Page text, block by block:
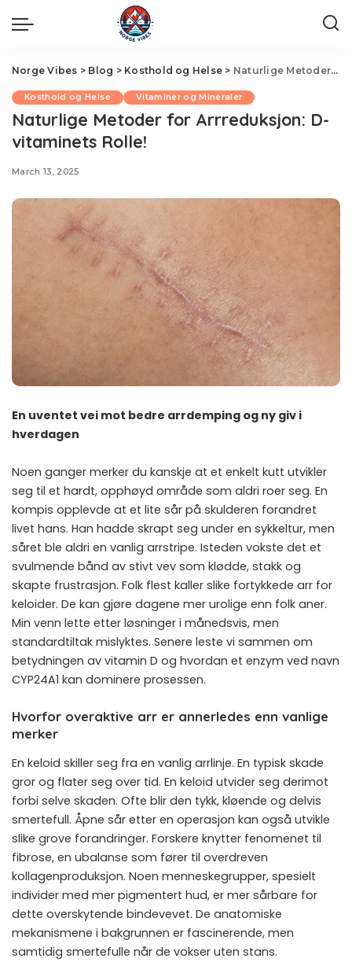
Norge Vibes > Blog > Kosthold og Helse > Naturlige Metoder for Arrreduksjon: D-vitaminets Rolle!
Kosthold og Helse Vitaminer og Mineraler
Naturlige Metoder for Arrreduksjon: D-
vitaminets Rolle!
March 13, 2025
En uventet vei mot bedre arrdemping og ny giv i
hverdagen
Noen ganger merker du kanskje at et enkelt kutt utvikler
seg til et hardt, opphøyd område som aldri roer seg. En
kompis opplevde at et lite sår på skulderen forandret
livet hans. Han hadde skrapt seg under en sykkeltur, men
såret ble aldri en vanlig arrstripe. Isteden vokste det et
svulmende bånd av stivt vev som klødde, stakk og
skapte frustrasjon. Folk flest kaller slike fortykkede arr for
keloider. De kan gjøre dagene mer urolige enn folk aner.
Min venn lette etter løsninger i månedsvis, men
standardtiltak mislyktes. Senere leste vi sammen om
betydningen av vitamin D og hvordan et enzym ved navn
CYP24A1 kan dominere prosessen.
Hvorfor overaktive arr er annerledes enn vanlige
merker
En keloid skiller seg fra en vanlig arrlinje. En typisk skade
gror og flater seg over tid. En keloid utvider seg derimot
forbi selve skaden. Ofte blir den tykk, kløende og delvis
smertefull. Åpne sår etter en operasjon kan også utvikle
slike grove forandringer. Forskere knytter fenomenet til
fibrose, en ubalanse som fører til overdreven
kollagenproduksjon. Noen menneskegrupper, spesielt
individer med mer pigmentert hud, er mer sårbare for
dette overskytende bindevevet. De anatomiske
mekanismene i bakgrunnen er fascinerende, men
samtidig smertefulle når de vokser uten stans.